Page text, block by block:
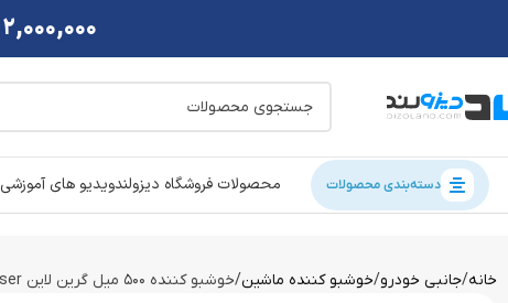
دسته‌بندی محصولات محصولات فروشگاه دیزولندویدیو های آموزشی
خانه جانبی خودرو خوشبو کننده ماشین خوشبو کننده 500 میل گرین لاین Green Lion Jumbo Fragrance Diffuser
2,000,000 تومان تخفیف،